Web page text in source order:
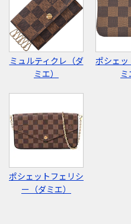
ミュルティクレ（ダ
ミエ）
ポシェッ
ミ
ポシェットフェリシ
ー（ダミエ）